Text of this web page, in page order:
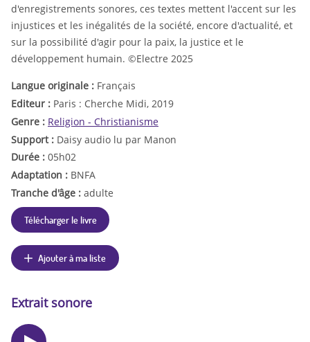
d'enregistrements sonores, ces textes mettent l'accent sur les
injustices et les inégalités de la société, encore d'actualité, et
sur la possibilité d'agir pour la paix, la justice et le
développement humain. ©Electre 2025
Langue originale : Français
Editeur : Paris : Cherche Midi, 2019
Genre : Religion - Christianisme
Support : Daisy audio lu par Manon
Durée : 05h02
Adaptation : BNFA
Tranche d'âge : adulte
Télécharger le livre
Ajouter à ma liste
Extrait sonore